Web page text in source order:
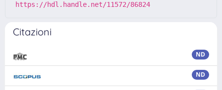
https://hdl.handle.net/11572/86824
Citazioni
ND
ND